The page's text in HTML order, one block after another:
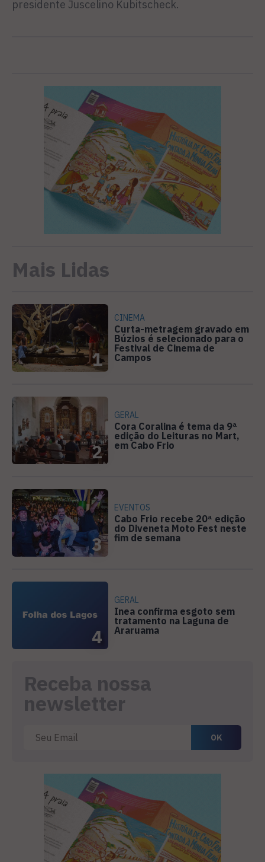
presidente Juscelino Kubitscheck.
Mais Lidas
1
CINEMA
Curta-metragem gravado em
Búzios é selecionado para o
Festival de Cinema de
Campos
2
GERAL
Cora Coralina é tema da 9ª
edição do Leituras no Mart,
em Cabo Frio
3
EVENTOS
Cabo Frio recebe 20ª edição
do Diveneta Moto Fest neste
fim de semana
4
GERAL
Inea confirma esgoto sem
tratamento na Laguna de
Araruama
Receba nossa
newsletter